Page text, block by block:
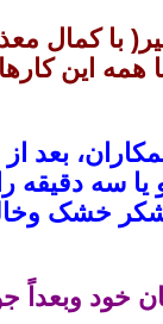
با کمال
این
بعد از
سه دقیقه را
تشکر خشک
خود وبعداً